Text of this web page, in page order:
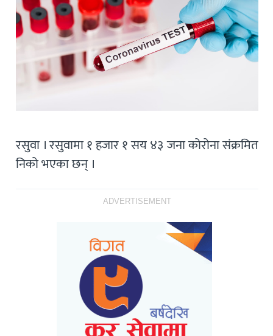
रसुवा । रसुवामा १ हजार १ सय ४३ जना कोरोना संक्रमित
निको भएका छन् ।
ADVERTISEMENT